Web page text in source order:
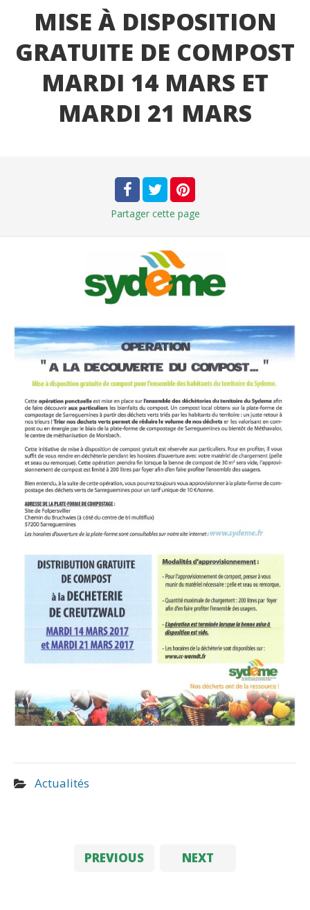
MISE À DISPOSITION
GRATUITE DE COMPOST
MARDI 14 MARS ET
MARDI 21 MARS
Partager cette page
Actualités
PREVIOUS NEXT